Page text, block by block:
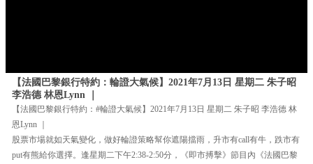
【法國巴黎銀行特約：輪證大氣候】2021年7月13日 星期二 朱子昭
李浩德 林恩Lynn ｜
【法國巴黎銀行特約：#輪證大氣候】2021年7月13日 星期二 朱子昭 李浩德 林
恩Lynn ｜
股票市場就如天氣變化，做好輪證策略幫你遮陽擋雨，升市有call有牛，跌市有
put有熊給你選擇。逢星期二下午2:38-2:50分，《即市搏擊》節目內《法國巴黎